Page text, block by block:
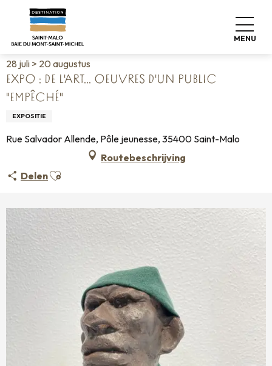
contenu
MENU
Home Wonen zoals thuis
Expo : de l'art... Oeuvres d'un public "empêché"
28 juli > 20 augustus
EXPO : DE L'ART... OEUVRES D'UN PUBLIC
"EMPÊCHÉ"
EXPOSITIE
Rue Salvador Allende, Pôle jeunesse, 35400 Saint-Malo
Routebeschrijving
DelenAjouter aux favoris